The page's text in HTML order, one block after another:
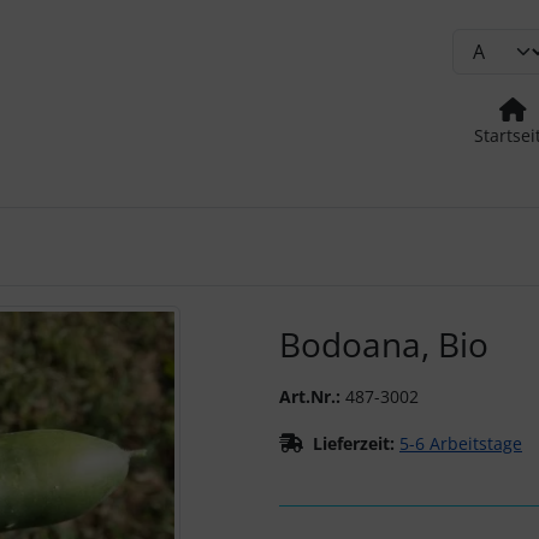
Bodoana, Bio
Art.Nr.: 487-3002
Lieferzeit: 5-6 Arbeitstage
" und "Vor-Button" nutzen, um zwischen den Bildern